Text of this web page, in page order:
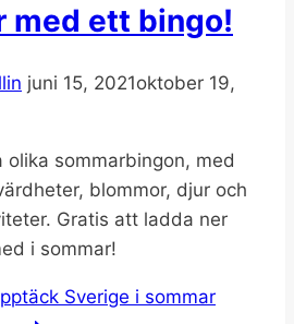
med ett bingo!
juni 15, 2021oktober 19,
olika sommarbingon, med
blommor, djur och
Gratis att ladda ner
i sommar!
Sverige i sommar